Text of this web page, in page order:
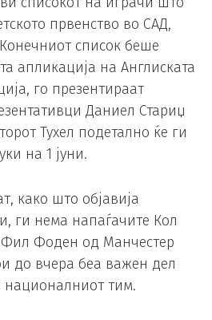
првенство во САД,
список беше
апликација на Англиската
го презентираат
Даниел Стариџ
Тухел подетално ќе ги
на 1 јуни.
како што објавија
ги нема напаѓачите Кол
Фоден од Манчестер
до вчера беа важен дел
националниот тим.